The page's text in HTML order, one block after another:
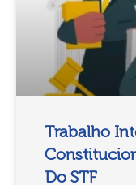
Trabalho
Do STF